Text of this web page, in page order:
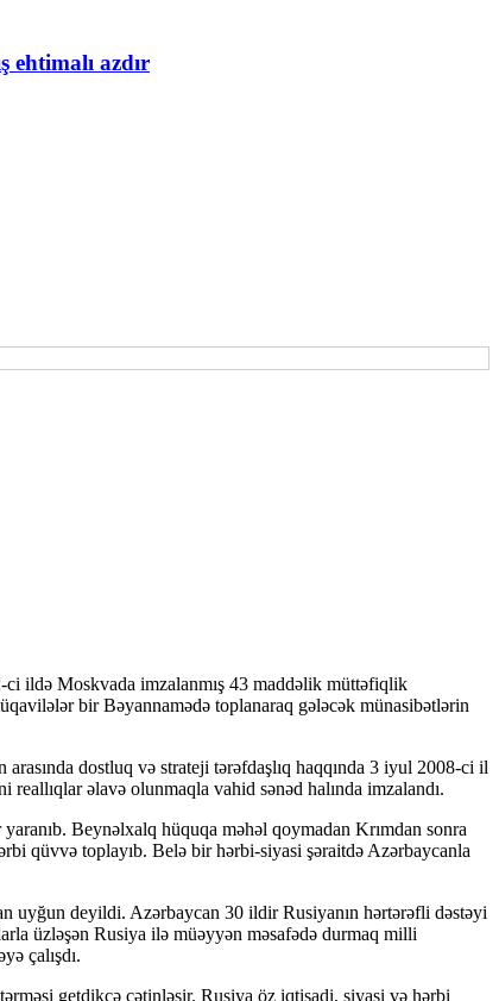
ehtimalı azdır
ci ildə Moskvada imzalanmış 43 maddəlik müttəfiqlik
bir Bəyannamədə toplanaraq gələcək münasibətlərin
dostluq və strateji tərəfdaşlıq haqqında 3 iyul 2008-ci il
əlavə olunmaqla vahid sənəd halında imzalandı.
Beynəlxalq hüquqa məhəl qoymadan Krımdan sonra
qüvvə toplayıb. Belə bir hərbi-siyasi şəraitdə Azərbaycanla
uyğun deyildi. Azərbaycan 30 ildir Rusiyanın hərtərəfli dəstəyi
üzləşən Rusiya ilə müəyyən məsafədə durmaq milli
çalışdı.
getdikcə çətinləşir. Rusiya öz iqtisadi, siyasi və hərbi